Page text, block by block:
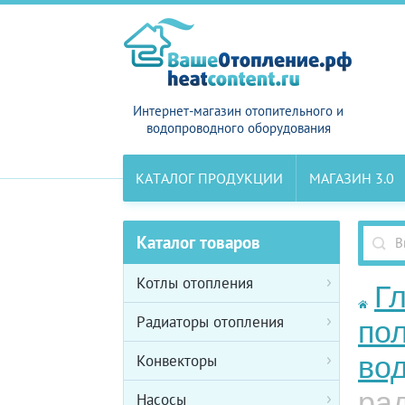
Интернет-магазин отопительного и
водопроводного оборудования
КАТАЛОГ ПРОДУКЦИИ МАГАЗИН 3.0
Каталог товаров
Котлы отопления
Радиаторы отопления
Конвекторы
Насосы